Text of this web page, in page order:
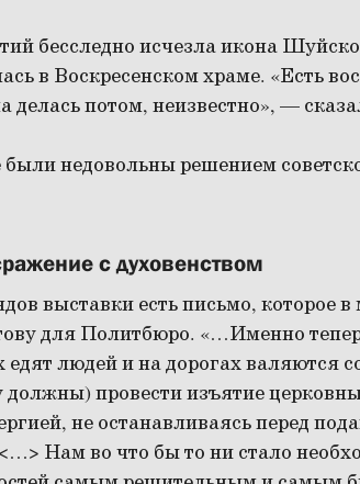
бесследно исчезла икона
в Воскресенском храме. «Есть
делась потом, неизвестно», —
недовольны решением
с духовенством
выставки есть письмо, которое
для Политбюро. «…Именно
едят людей и на дорогах валяются
провести изъятие
не останавливаясь перед
Нам во что бы то ни стало